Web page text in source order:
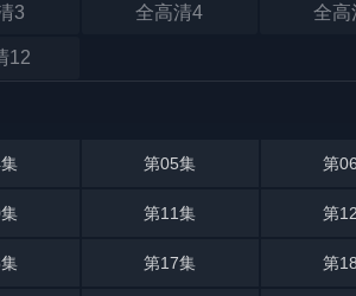
3 全高清4 全高
12
第05集 第
第11集 第
第17集 第